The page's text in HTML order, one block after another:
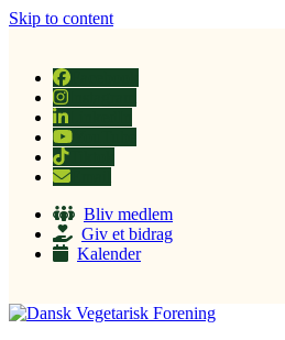
Skip to content
Tiktok
Bliv medlem
Giv et bidrag
Kalender